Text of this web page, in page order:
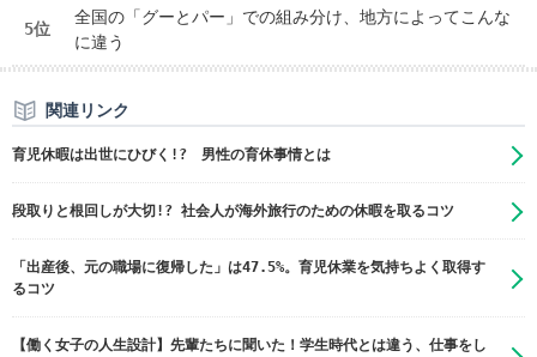
5位
全国の「グーとパー」での組み分け、地方によってこんな
に違う
関連リンク
育児休暇は出世にひびく!? 男性の育休事情とは
段取りと根回しが大切!? 社会人が海外旅行のための休暇を取るコツ
「出産後、元の職場に復帰した」は47.5%。育児休業を気持ちよく取得す
るコツ
【働く女子の人生設計】先輩たちに聞いた！学生時代とは違う、仕事をし